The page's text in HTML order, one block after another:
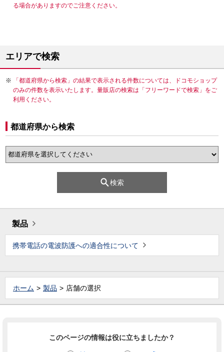
る場合がありますのでご注意ください。
エリアで検索
「都道府県から検索」の結果で表示される件数については、ドコモショップ
のみの件数を表示いたします。量販店の検索は「フリーワードで検索」をご
利用ください。
都道府県から検索
検索
製品
携帯電話の電波防護への適合性について
ホーム 製品 店舗の選択
このページの情報は役に立ちましたか？